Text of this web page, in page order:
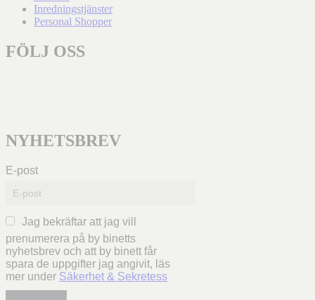
Inredningstjänster
Personal Shopper
FÖLJ OSS
NYHETSBREV
E-post
Jag bekräftar att jag vill
prenumerera på by binetts
nyhetsbrev och att by binett får
spara de uppgifter jag angivit, läs
mer under Säkerhet & Sekretess